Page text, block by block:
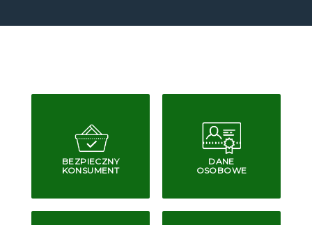
BEZPIECZNY
KONSUMENT
DANE
OSOBOWE